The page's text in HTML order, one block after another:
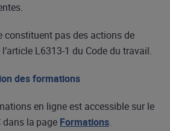
constituent pas des actions de
L6313-1 du Code du travail.
des formations
en ligne est accessible sur le
dans la page Formations.